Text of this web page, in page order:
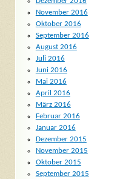
November 2016
Oktober 2016
September 2016
August 2016
Juli 2016
Juni 2016
Mai 2016
April 2016
März 2016
Februar 2016
Januar 2016
Dezember 2015
November 2015
Oktober 2015
September 2015